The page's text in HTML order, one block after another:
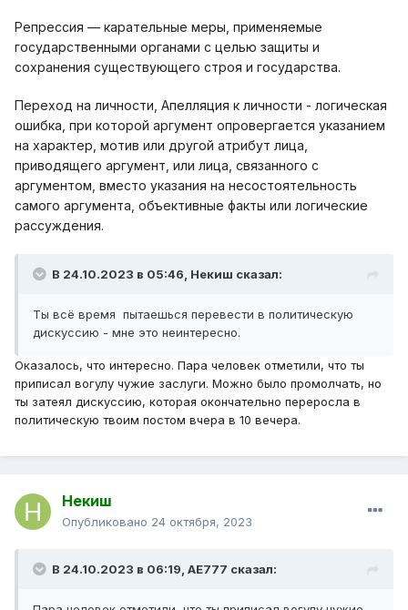
Репрессия — карательные меры, применяемые
государственными органами с целью защиты и
сохранения существующего строя и государства.
Переход на личности, Апелляция к личности - логическая
ошибка, при которой аргумент опровергается указанием
на характер, мотив или другой атрибут лица,
приводящего аргумент, или лица, связанного с
аргументом, вместо указания на несостоятельность
самого аргумента, объективные факты или логические
рассуждения.
В 24.10.2023 в 05:46, Некиш сказал:
Ты всё время пытаешься перевести в политическую
дискуссию - мне это неинтересно.
Оказалось, что интересно. Пара человек отметили, что ты
приписал вогулу чужие заслуги. Можно было промолчать, но
ты затеял дискуссию, которая окончательно переросла в
политическую твоим постом вчера в 10 вечера.
Некиш
Опубликовано 24 октября, 2023
В 24.10.2023 в 06:19, AE777 сказал: